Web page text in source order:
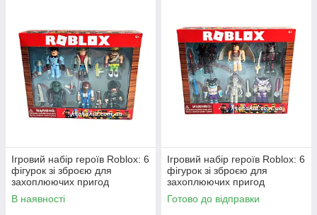
Ігровий набір героїв Roblox: 6
фігурок зі зброєю для
захоплюючих пригод
В наявності
Ігровий набір героїв Roblox: 6
фігурок зі зброєю для
захоплюючих пригод
Готово до відправки